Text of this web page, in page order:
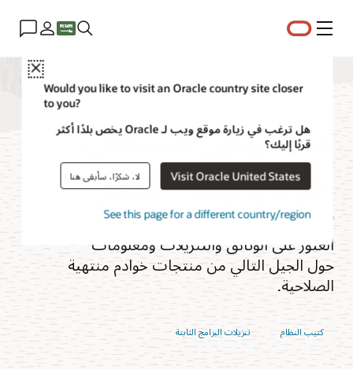
القائمة
Close
Would you like to visit an Oracle country site closer
to you?
هل ترغب في زيارة موقع ويب لـ Oracle يخص بلدًا أكثر
قربًا إليك؟
Visit Oracle United States لا، شكرًا، سأبقى هنا
See this page for a different country/region
استعراض منتجات
خوادم نهاية العمر
العثور على الوثائق والتنزيلات ومعلومات
حول الجيل التالي من منتجات خوادم منتهية
الصلاحية.
كتيب النظام تنزيلات البرامج الثابتة